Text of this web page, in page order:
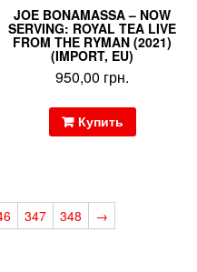
JOE BONAMASSA – NOW
SERVING: ROYAL TEA LIVE
FROM THE RYMAN (2021)
(IMPORT, EU)
950,00 грн.
Купить
347 348 →